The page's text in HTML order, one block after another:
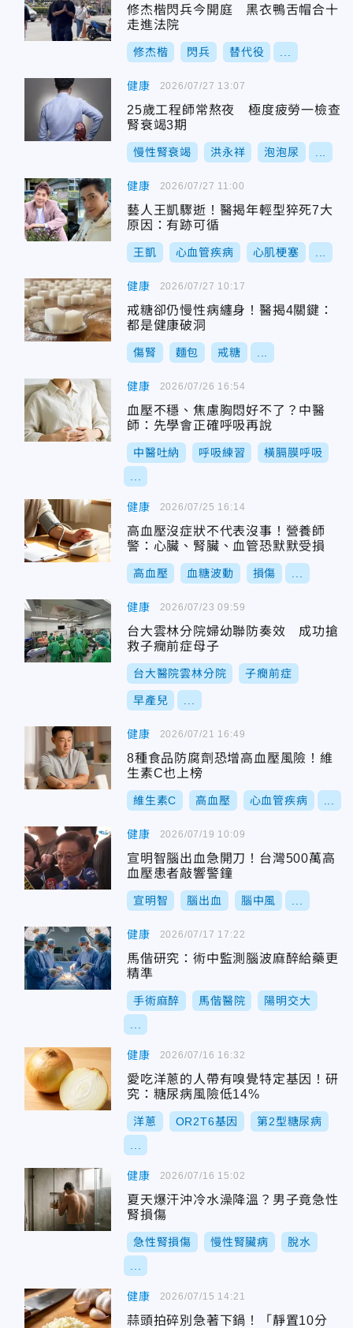
修杰楷閃兵今開庭 黑衣鴨舌帽合十
走進法院
修杰楷 閃兵 替代役
健康
25歲工程師常熬夜 極度疲勞一檢查
腎衰竭3期
慢性腎衰竭 洪永祥 泡泡尿
2026/07/27 13:07
健康
藝人王凱驟逝！醫揭年輕型猝死7大
原因：有跡可循
王凱 心血管疾病 心肌梗塞
2026/07/27 11:00
健康
戒糖卻仍慢性病纏身！醫揭4關鍵：
都是健康破洞
傷腎 麵包 戒糖
2026/07/27 10:17
健康
血壓不穩、焦慮胸悶好不了？中醫
師：先學會正確呼吸再說
中醫吐納 呼吸練習 橫膈膜呼吸
2026/07/26 16:54
健康
高血壓沒症狀不代表沒事！營養師
警：心臟、腎臟、血管恐默默受損
高血壓 血糖波動 損傷
2026/07/25 16:14
健康
台大雲林分院婦幼聯防奏效 成功搶
救子癇前症母子
台大醫院雲林分院 子癇前症
早產兒
2026/07/23 09:59
健康
8種食品防腐劑恐增高血壓風險！維
生素C也上榜
維生素C 高血壓 心血管疾病
2026/07/21 16:49
健康
宣明智腦出血急開刀！台灣500萬高
血壓患者敲響警鐘
宣明智 腦出血 腦中風
2026/07/19 10:09
健康
馬偕研究：術中監測腦波麻醉給藥更
精準
手術麻醉 馬偕醫院 陽明交大
2026/07/17 17:22
健康
愛吃洋蔥的人帶有嗅覺特定基因！研
究：糖尿病風險低14%
洋蔥 OR2T6基因 第2型糖尿病
2026/07/16 16:32
健康
夏天爆汗沖冷水澡降溫？男子竟急性
腎損傷
急性腎損傷 慢性腎臟病 脫水
2026/07/16 15:02
健康
蒜頭拍碎別急著下鍋！「靜置10分
2026/07/15 14:21